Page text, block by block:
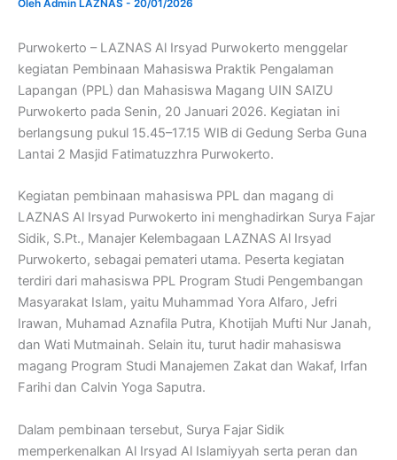
Oleh Admin LAZNAS - 20/01/2026
Purwokerto – LAZNAS Al Irsyad Purwokerto menggelar
kegiatan Pembinaan Mahasiswa Praktik Pengalaman
Lapangan (PPL) dan Mahasiswa Magang UIN SAIZU
Purwokerto pada Senin, 20 Januari 2026. Kegiatan ini
berlangsung pukul 15.45–17.15 WIB di Gedung Serba Guna
Lantai 2 Masjid Fatimatuzzhra Purwokerto.
Kegiatan pembinaan mahasiswa PPL dan magang di
LAZNAS Al Irsyad Purwokerto ini menghadirkan Surya Fajar
Sidik, S.Pt., Manajer Kelembagaan LAZNAS Al Irsyad
Purwokerto, sebagai pemateri utama. Peserta kegiatan
terdiri dari mahasiswa PPL Program Studi Pengembangan
Masyarakat Islam, yaitu Muhammad Yora Alfaro, Jefri
Irawan, Muhamad Aznafila Putra, Khotijah Mufti Nur Janah,
dan Wati Mutmainah. Selain itu, turut hadir mahasiswa
magang Program Studi Manajemen Zakat dan Wakaf, Irfan
Farihi dan Calvin Yoga Saputra.
Dalam pembinaan tersebut, Surya Fajar Sidik
memperkenalkan Al Irsyad Al Islamiyyah serta peran dan